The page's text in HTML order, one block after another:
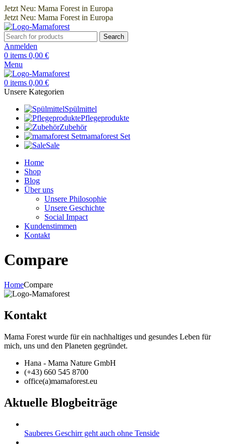
Jetzt Neu: Mama Forest in Europa
Jetzt Neu: Mama Forest in Europa
Search
Anmelden
0 items 0,00 €
Menu
0 items 0,00 €
Unsere Kategorien
Spülmittel
Pflegeprodukte
Zubehör
mamaforest Set
Sale
Home
Shop
Blog
Über uns
Unsere Philosophie
Unsere Geschichte
Social Impact
Kundenstimmen
Kontakt
Compare
HomeCompare
Kontakt
Mama Forest wurde für ein nachhaltiges und gesundes Leben für
mich, uns und den Planeten gegründet.
Hana - Mama Nature GmbH
(+43) 660 545 8700
office(a)mamaforest.eu
Aktuelle Blogbeiträge
Sauberes Geschirr geht auch ohne Tenside